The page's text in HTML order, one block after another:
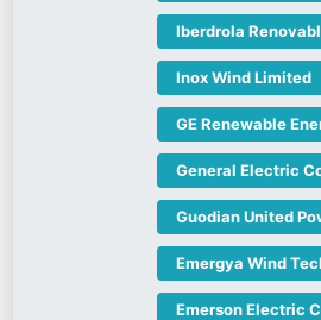
Iberdrola
Inox Wind Limited
GE Renewable
General Electric
Guodian United
Emergya Wind
Emerson Electric